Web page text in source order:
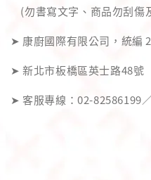
(勿書寫文字、商品勿刮傷
➤ 康廚國際有限公司，統編
➤ 新北市板橋區英士路48號
➤ 客服專線：02-82586199